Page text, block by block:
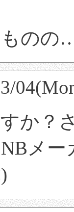
ものの
か？
メ